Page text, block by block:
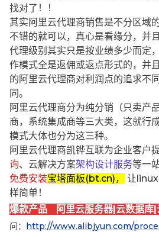
找对了！！
其实阿里云代理商销售是不分区域
不错的就可以，真心是看缘分，并
代理级别其实只是按业绩多少而定
作模式全是返佣或返点形式的，并
的阿里云代理商对利润点的追求不
同。
阿里云代理商分为纯分销（只卖产
商，系统集成商等三大类，这就行
模式大体也分为这三种。
阿里云代理商凯铧互联为企业客户
询、云解决方案架构设计服务等一
免费安装宝塔面板(bt.cn)，
让
样简单！
爆款产品 阿里云服务器|云数据库
问： http://www.alibjyun.com/